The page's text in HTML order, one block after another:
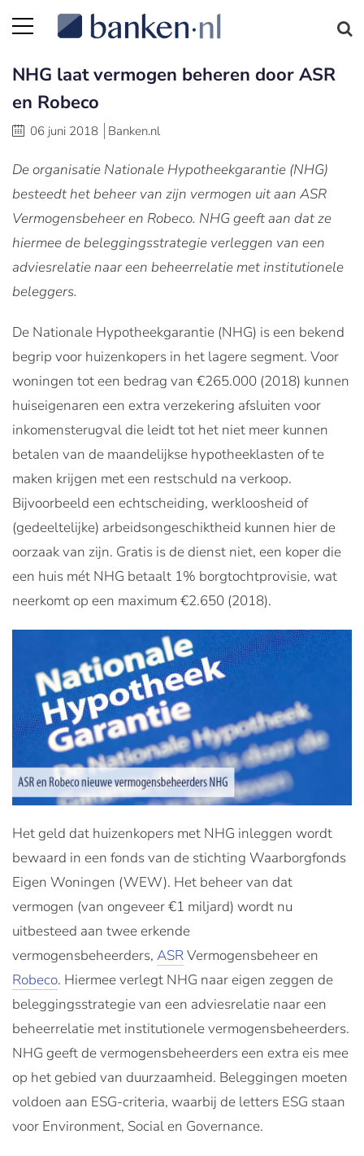
NHG laat vermogen beheren door ASR
en Robeco
06 juni 2018 Banken.nl
De organisatie Nationale Hypotheekgarantie (NHG)
besteedt het beheer van zijn vermogen uit aan ASR
Vermogensbeheer en Robeco. NHG geeft aan dat ze
hiermee de beleggingsstrategie verleggen van een
adviesrelatie naar een beheerrelatie met institutionele
beleggers.
De Nationale Hypotheekgarantie (NHG) is een bekend
begrip voor huizenkopers in het lagere segment. Voor
woningen tot een bedrag van €265.000 (2018) kunnen
huiseigenaren een extra verzekering afsluiten voor
inkomensterugval die leidt tot het niet meer kunnen
betalen van de maandelijkse hypotheeklasten of te
maken krijgen met een restschuld na verkoop.
Bijvoorbeeld een echtscheiding, werkloosheid of
(gedeeltelijke) arbeidsongeschiktheid kunnen hier de
oorzaak van zijn. Gratis is de dienst niet, een koper die
een huis mét NHG betaalt 1% borgtochtprovisie, wat
neerkomt op een maximum €2.650 (2018).
Het geld dat huizenkopers met NHG inleggen wordt
bewaard in een fonds van de stichting Waarborgfonds
Eigen Woningen (WEW). Het beheer van dat
vermogen (van ongeveer €1 miljard) wordt nu
uitbesteed aan twee erkende
vermogensbeheerders, ASRVermogensbeheer en
Robeco. Hiermee verlegt NHG naar eigen zeggen de
beleggingsstrategie van een adviesrelatie naar een
beheerrelatie met institutionele vermogensbeheerders.
NHG geeft de vermogensbeheerders een extra eis mee
op het gebied van duurzaamheid. Beleggingen moeten
voldoen aan ESG-criteria, waarbij de letters ESG staan
voor Environment, Social en Governance.